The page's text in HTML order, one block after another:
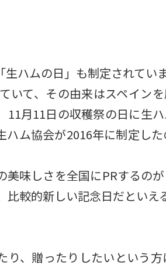
ハムの日」も制定されていま
いて、その由来はスペイン
月11日の収穫祭の日に生ハ
ハム協会が2016年に制定し
美味しさを全国にPRするの
較的新しい記念日だといえ
り、贈ったりしたいという